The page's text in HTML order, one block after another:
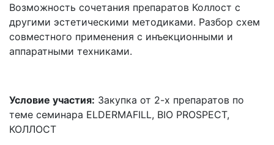
Возможность сочетания препаратов Коллост с
другими эстетическими методиками. Разбор схем
совместного применения с инъекционными и
аппаратными техниками.
Условие участия: Закупка от 2-х препаратов по
теме семинара ELDERMAFILL, BIO PROSPECT,
КОЛЛОСТ